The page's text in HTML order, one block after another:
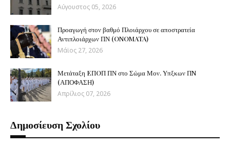
Αύγουστος 05, 2026
Προαγωγή στον βαθμό Πλοιάρχου σε αποστρατεία
Αντιπλοιάρχων ΠΝ (ONOMATA)
Μάϊος 27, 2026
Μετάταξη EΠOΠ ΠΝ στο Σώμα Μον. Υπξκων ΠN
(ΑΠΟΦΑΣΗ)
Απρίλιος 07, 2026
Δημοσίευση Σχολίου